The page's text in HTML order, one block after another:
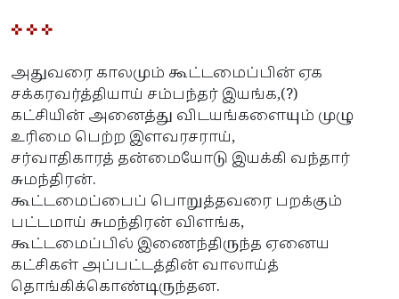
✜ ✜ ✜
அதுவரை காலமும் கூட்டமைப்பின் ஏக
சக்கரவர்த்தியாய் சம்பந்தர் இயங்க,(?)
கட்சியின் அனைத்து விடயங்களையும் முழு
உரிமை பெற்ற இளவரசராய்,
சர்வாதிகாரத் தன்மையோடு இயக்கி வந்தார்
சுமந்திரன்.
கூட்டமைப்பைப் பொறுத்தவரை பறக்கும்
பட்டமாய் சுமந்திரன் விளங்க,
கூட்டமைப்பில் இணைந்திருந்த ஏனைய
கட்சிகள் அப்பட்டத்தின் வாலாய்த்
தொங்கிக்கொண்டிருந்தன.